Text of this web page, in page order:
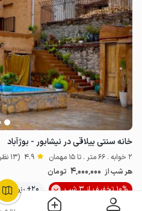
OpenStreetMap
خانه سنتی ییلاقی در نیشابور - بوژآباد
2 خوابه . 66 متر . تا 15 مهمان 4.9 (13 نظر)
هر شب از 4٬000٬000 تومان
10% تخفیف از 3 شب
20+ رزرو موفق